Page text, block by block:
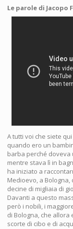
Le parole di Jacopo
A tutti voi che siete
quando ero un
barba perché doveva
mentre stava lì in
ha iniziato a
Medioevo, a
decine di migliaia di
Davanti a questo
però i nobili, i
di Bologna, che
scorte di cibo e di